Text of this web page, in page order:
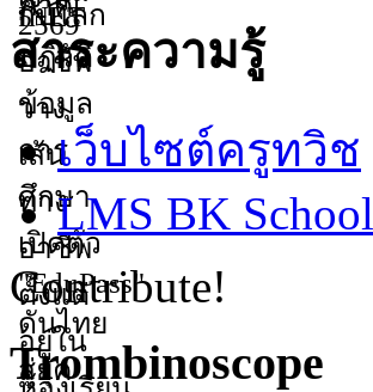
สาระความรู้
เว็บไซต์ครูทวิช
LMS BK School
Contribute!
Trombinoscope